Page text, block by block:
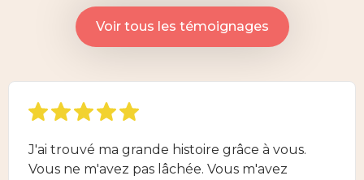
Voir tous les témoignages
J'ai trouvé ma grande histoire grâce à vous.
Vous ne m'avez pas lâchée. Vous m'avez